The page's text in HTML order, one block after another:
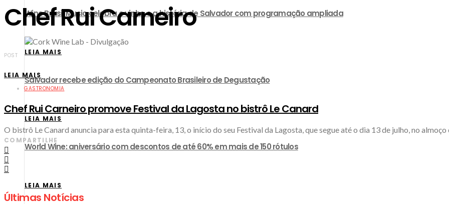
Wine Brasil Music celebra o vinho e a história de Salvador com programação ampliada
LEIA MAIS
​Salvador recebe edição do Campeonato Brasileiro de Degustação
LEIA MAIS
World Wine: aniversário com descontos de até 60% em mais de 150 rótulos
LEIA MAIS
Chef Rui Carneiro
POST
LEIA MAIS
GASTRONOMIA
Chef Rui Carneiro promove Festival da Lagosta no bistrô Le Canard
O bistrô Le Canard anuncia para esta quinta-feira, 13, o início do seu Festival da Lagosta, que segue até o dia 13 de julho, no almoço
COMPARTILHE
Últimas Notícias